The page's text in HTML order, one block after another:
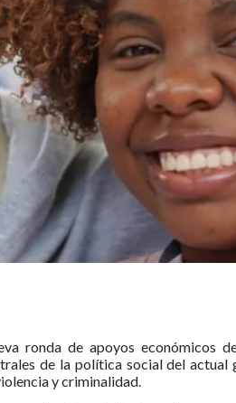
ronda de apoyos económicos
de la política social del actual
y criminalidad.